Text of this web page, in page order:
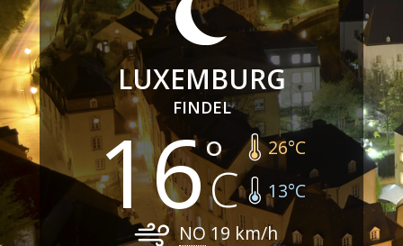
LUXEMBURG
FINDEL
16 26°C
13°C
NO 19 km/h